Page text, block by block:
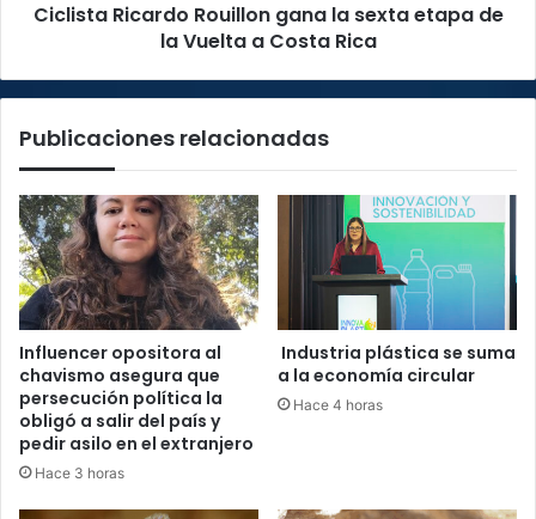
Vuelta
Ciclista Ricardo Rouillon gana la sexta etapa de
la Vuelta a Costa Rica
Publicaciones relacionadas
Influencer opositora al
chavismo asegura que
persecución política la
obligó a salir del país y
pedir asilo en el extranjero
Hace 3 horas
Industria plástica se suma
a la economía circular
Hace 4 horas